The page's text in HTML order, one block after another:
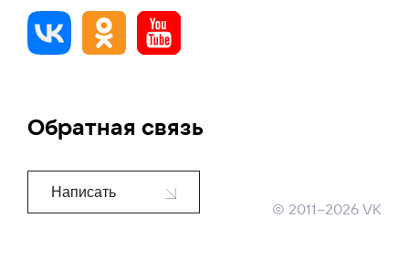
Обратная связь
Написать
© 2011–2026 VK